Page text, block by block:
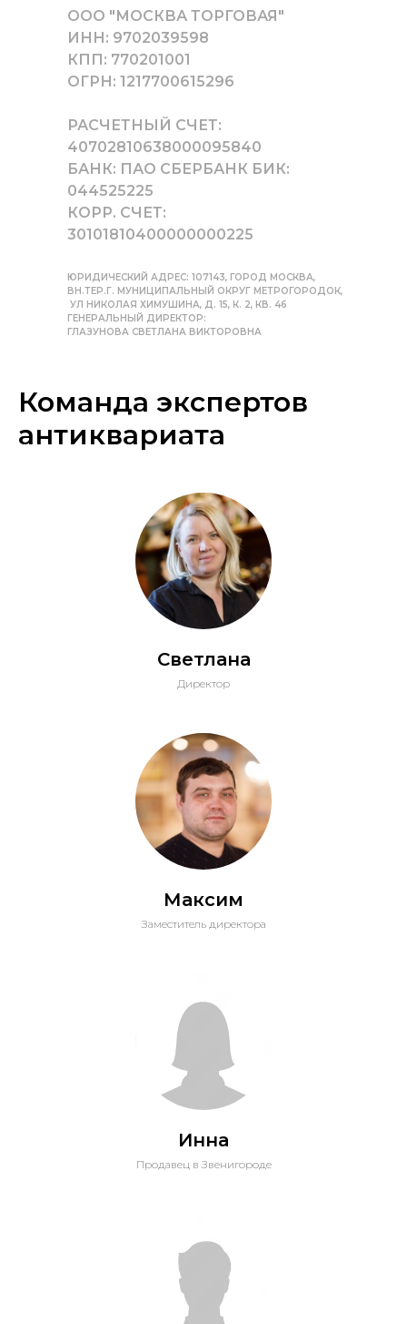
ООО "МОСКВА ТОРГОВАЯ"
ИНН: 9702039598
КПП: 770201001
ОГРН: 1217700615296
РАСЧЕТНЫЙ СЧЕТ:
40702810638000095840
БАНК: ПАО СБЕРБАНК БИК:
044525225
КОРР. СЧЕТ:
30101810400000000225
ЮРИДИЧЕСКИЙ АДРЕС: 107143, ГОРОД МОСКВА,
ВН.ТЕР.Г. МУНИЦИПАЛЬНЫЙ ОКРУГ МЕТРОГОРОДОК,
УЛ НИКОЛАЯ ХИМУШИНА, Д. 15, К. 2, КВ. 46
ГЕНЕРАЛЬНЫЙ ДИРЕКТОР:
ГЛАЗУНОВА СВЕТЛАНА ВИКТОРОВНА
Команда экспертов
антиквариата
Светлана
Директор
Максим
Заместитель директора
Инна
Продавец в Звенигороде